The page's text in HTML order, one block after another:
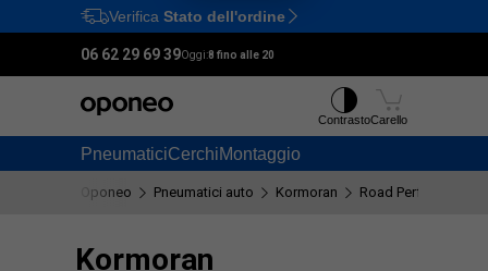
Ctrl M
Verifica Stato dell'ordine
06 62 29 69 39Oggi:8 fino alle 20
PneumaticiCerchiMontaggio
ContrastoCarello
Oponeo Pneumatici auto Kormoran Road Performance
Kormoran